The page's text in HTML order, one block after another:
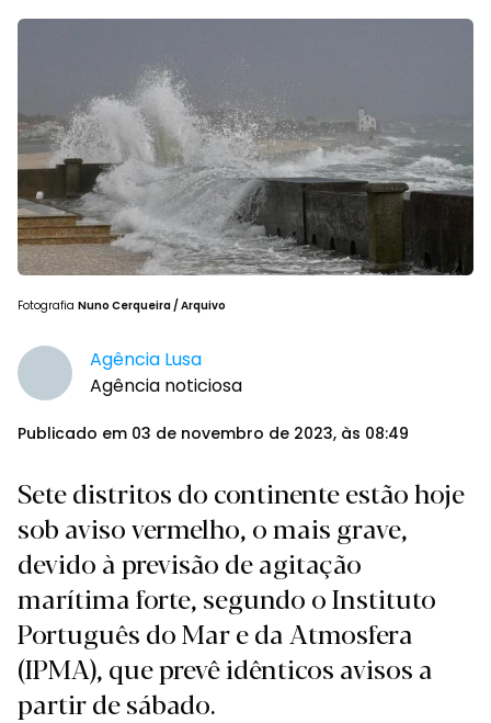
Fotografia Nuno Cerqueira / Arquivo
Agência Lusa
Agência noticiosa
Publicado em 03 de novembro de 2023, às 08:49
Sete distritos do continente estão hoje
sob aviso vermelho, o mais grave,
devido à previsão de agitação
marítima forte, segundo o Instituto
Português do Mar e da Atmosfera
(IPMA), que prevê idênticos avisos a
partir de sábado.